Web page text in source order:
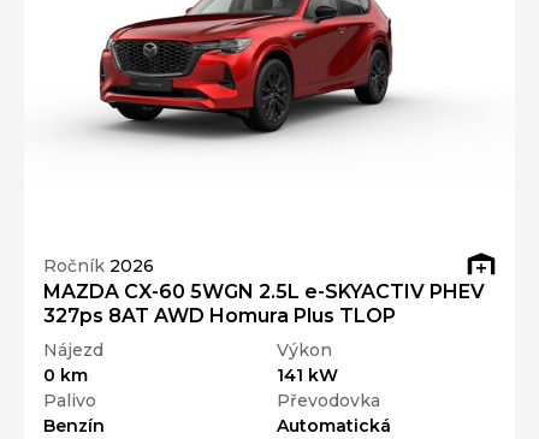
Ročník 2026
MAZDA CX-60 5WGN 2.5L e-SKYACTIV PHEV
327ps 8AT AWD Homura Plus TLOP
Nájezd
0 km
Výkon
141 kW
Palivo
Benzín
Převodovka
Automatická